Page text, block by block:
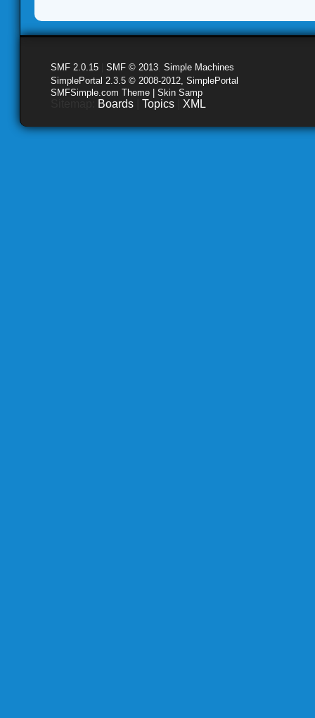
SMF 2.0.15 SMF © 2013 Simple Machines
SimplePortal 2.3.5 © 2008-2012, SimplePortal
SMFSimple.com Theme | Skin Samp
Boards Topics XML